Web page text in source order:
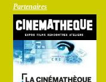
Partenaires